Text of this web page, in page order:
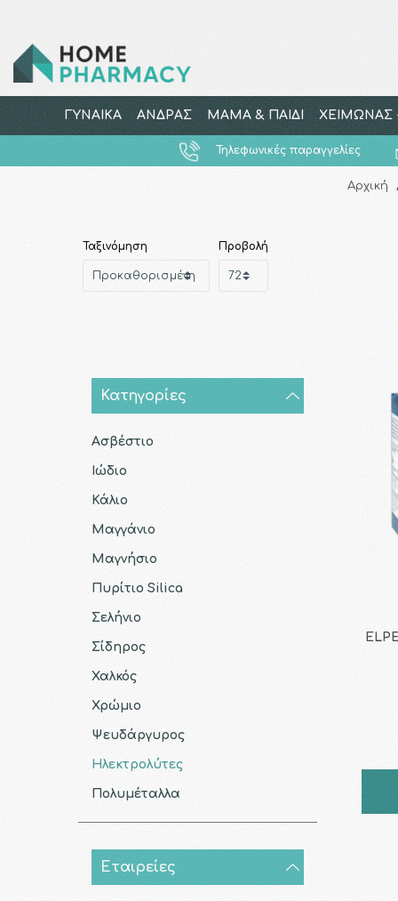
ΓΥΝΑΙΚΑ ΑΝΔΡΑΣ ΜΑΜΑ & ΠΑΙΔΙ ΧΕΙΜΩΝΑΣ
Τηλεφωνικές παραγγελίες
Αρχική
Ταξινόμηση Προβολή
Κατηγορίες
Ασβέστιο
Ιώδιο
Κάλιο
Μαγγάνιο
Μαγνήσιο
Πυρίτιο Silica
Σελήνιο
Σίδηρος
Χαλκός
Χρώμιο
Ψευδάργυρος
Ηλεκτρολύτες
Πολυμέταλλα
Εταιρείες